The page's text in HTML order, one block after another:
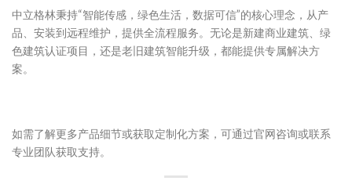
中立格林秉持“智能传感，绿色生活，数据可信”的核心理念，从产
品、安装到远程维护，提供全流程服务。无论是新建商业建筑、绿
色建筑认证项目，还是老旧建筑智能升级，都能提供专属解决方
案。
如需了解更多产品细节或获取定制化方案，可通过官网咨询或联系
专业团队获取支持。